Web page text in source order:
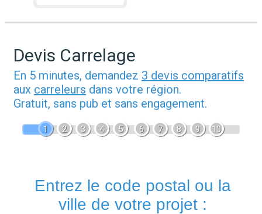
Devis Carrelage
En 5 minutes, demandez 3 devis comparatifs
aux carreleurs dans votre région.
Gratuit, sans pub et sans engagement.
1 2 3 4 5 6 7 8 9 10
Entrez le code postal ou la
ville de votre projet :